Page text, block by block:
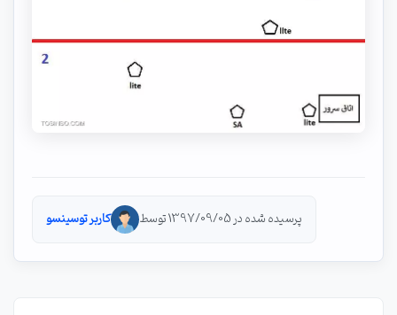
پرسیده شده در 1397/09/05 توسط کاربر توسینسو